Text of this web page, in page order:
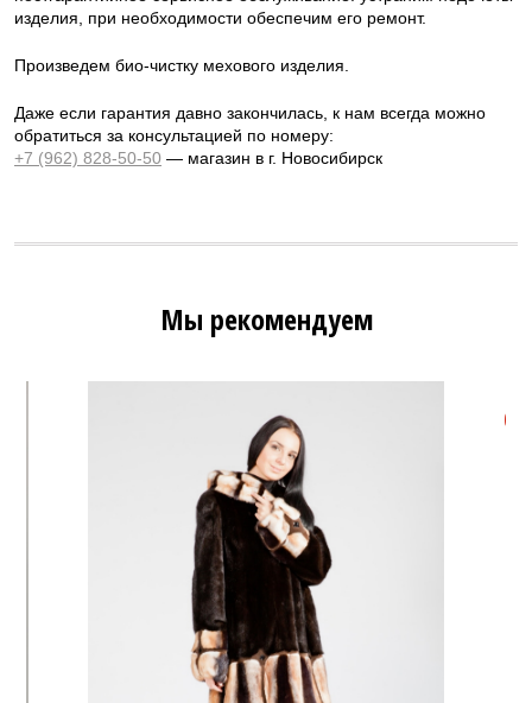
изделия, при необходимости обеспечим его ремонт.
Произведем био-чистку мехового изделия.
Даже если гарантия давно закончилась, к нам всегда можно
обратиться за консультацией по номеру:
+7 (962) 828-50-50 — магазин в г. Новосибирск
Мы рекомендуем